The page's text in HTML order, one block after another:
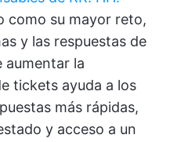
como su mayor reto,
y las respuestas de
aumentar la
tickets ayuda a los
más rápidas,
y acceso a un